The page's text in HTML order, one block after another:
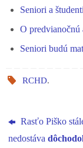
Seniori a
O
Seniori budú
RCHD.
Rasťo Piško
nedostáva